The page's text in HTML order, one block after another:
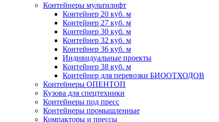
Контейнеры мультилифт
Контейнер 20 куб. м
Контейнер 27 куб. м
Контейнер 30 куб. м
Контейнер 32 куб. м
Контейнер 36 куб. м
Индивидуальные проекты
Контейнер 38 куб. м
Контейнер для перевозки БИООТХОДОВ
Контейнеры ОПЕНТОП
Кузова для спецтехники
Контейнеры под пресс
Контейнеры промышленные
Компакторы и прессы